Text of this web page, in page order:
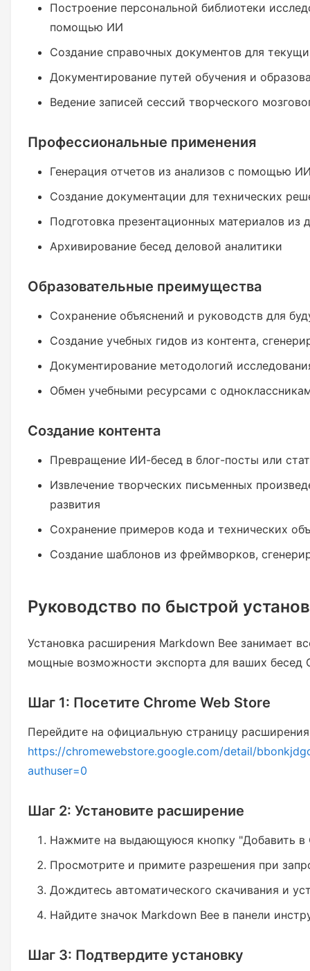
Построение персональной библиотеки
помощью ИИ
Создание справочных документов для
Документирование путей обучения и
Ведение записей сессий творческого
Профессиональные применения
Генерация отчетов из анализов с помощью
Создание документации для технических
Подготовка презентационных материалов из
Архивирование бесед деловой аналитики
Образовательные преимущества
Сохранение объяснений и руководств для
Создание учебных гидов из контента,
Документирование методологий
Обмен учебными ресурсами с
Создание контента
Превращение ИИ-бесед в блог-посты или
Извлечение творческих письменных
развития
Сохранение примеров кода и технических
Создание шаблонов из фреймворков,
Руководство по быстрой
Установка расширения Markdown Bee занимает
мощные возможности экспорта для ваших бесед
Шаг 1: Посетите Chrome Web Store
Перейдите на официальную страницу
https://chromewebstore.google.com/detail/
authuser=0
Шаг 2: Установите расширение
Нажмите на выдающуюся кнопку "Добавить в
Просмотрите и примите разрешения при
Дождитесь автоматического скачивания и
Найдите значок Markdown Bee в панели
Шаг 3: Подтвердите установку